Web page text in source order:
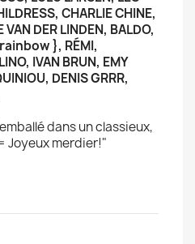
CHARLIE CHINE,
VAN DER LINDEN, BALDO,
}, RÉMI,
IVAN BRUN, EMY
DENIS GRRR,
dans un classieux,
Joyeux merdier!"